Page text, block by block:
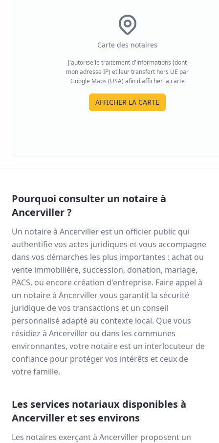
Carte des notaires
J'autorise le traitement d'informations (dont
mon adresse IP) et leur transfert hors UE par
Google Maps (USA) afin d'afficher la carte
AFFICHER LA CARTE
Pourquoi consulter un notaire à
Ancerviller?
Un notaire à Ancerviller est un officier public qui
authentifie vos actes juridiques et vous accompagne
dans vos démarches les plus importantes : achat ou
vente immobilière, succession, donation, mariage,
PACS, ou encore création d'entreprise. Faire appel à
un notaire à Ancervillervous garantit la sécurité
juridique de vos transactions et un conseil
personnalisé adapté au contexte local. Que vous
résidiez à Ancerviller ou dans les communes
environnantes, votre notaire est un interlocuteur de
confiance pour protéger vos intérêts et ceux de
votre famille.
Les services notariaux disponibles à
Ancerviller et ses environs
Les notaires exerçant à Ancerviller proposent un